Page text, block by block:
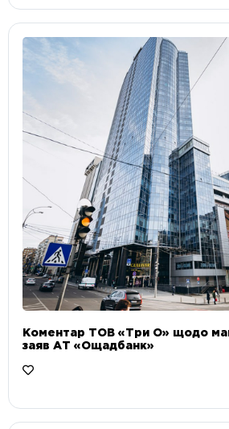
Коментар ТОВ «Три О» щодо
заяв АТ «Ощадбанк»